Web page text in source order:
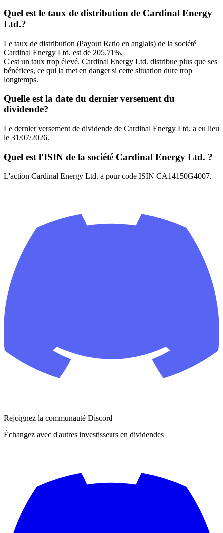
Quel est le taux de distribution de Cardinal Energy
Ltd.?
Le taux de distribution (Payout Ratio en anglais) de la société
Cardinal Energy Ltd. est de 205.71%.
C'est un taux trop élevé. Cardinal Energy Ltd. distribue plus que ses
bénéfices, ce qui la met en danger si cette situation dure trop
longtemps.
Quelle est la date du dernier versement du
dividende?
Le dernier versement de dividende de Cardinal Energy Ltd. a eu lieu
le 31/07/2026.
Quel est l'ISIN de la société Cardinal Energy Ltd. ?
L'action Cardinal Energy Ltd. a pour code ISIN CA14150G4007.
Rejoignez la communauté Discord
Échangez avec d'autres investisseurs en dividendes